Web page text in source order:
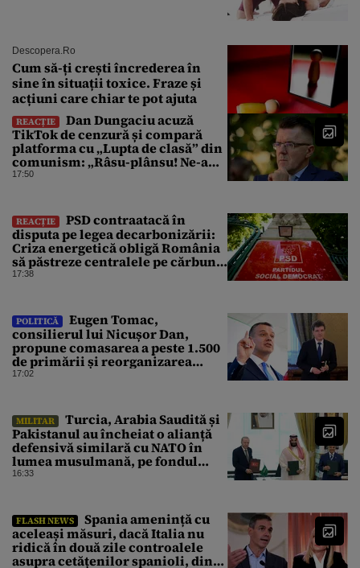
Descopera.ro
Cum să-ți crești încrederea în
sine în situații toxice. Fraze și
acțiuni care chiar te pot ajuta
REACȚIE
Dan Dungaciu acuză
TikTok de cenzură și compară
platforma cu „Lupta de clasă” din
comunism: „Râsu-plânsu! Ne-am
întors de unde am plecat!”
17:50
REACȚIE
PSD contraatacă în
disputa pe legea decarbonizării:
Criza energetică obligă România
să păstreze centralele pe cărbune.
Bolojan, acuzat de duplicitate
17:38
POLITICĂ
Eugen Tomac,
consilierul lui Nicușor Dan,
propune comasarea a peste 1.500
de primării și reorganizarea
administrativă a județelor
17:02
MILITAR
Turcia, Arabia Saudită și
Pakistanul au încheiat o alianță
defensivă similară cu NATO în
lumea musulmană, pe fondul
conflictelor din Orientul Mijlociu
16:33
FLASH NEWS
Spania amenință cu
aceleași măsuri, dacă Italia nu
ridică în două zile controalele
asupra cetățenilor spanioli, din